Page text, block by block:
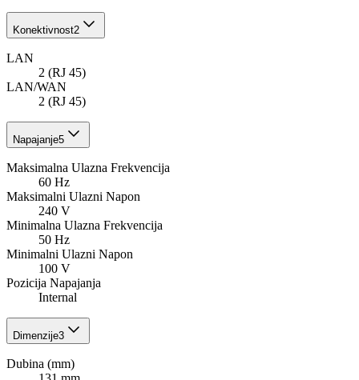
Konektivnost2
LAN
2 (RJ 45)
LAN/WAN
2 (RJ 45)
Napajanje5
Maksimalna Ulazna Frekvencija
60 Hz
Maksimalni Ulazni Napon
240 V
Minimalna Ulazna Frekvencija
50 Hz
Minimalni Ulazni Napon
100 V
Pozicija Napajanja
Internal
Dimenzije3
Dubina (mm)